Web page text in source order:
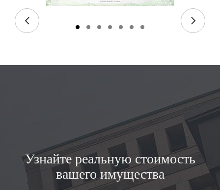
Узнайте реальную стоимость
вашего имущества